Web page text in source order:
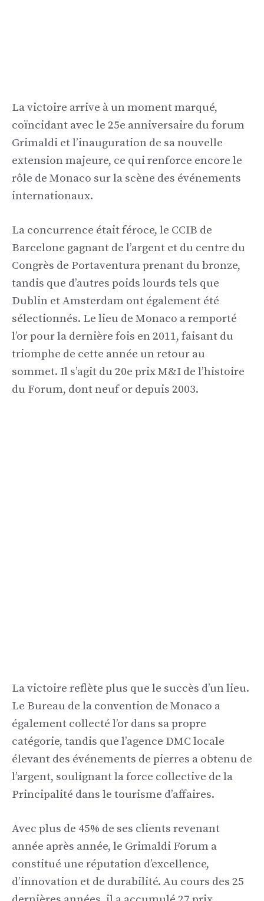
La victoire arrive à un moment marqué,
coïncidant avec le 25e anniversaire du forum
Grimaldi et l’inauguration de sa nouvelle
extension majeure, ce qui renforce encore le
rôle de Monaco sur la scène des événements
internationaux.
La concurrence était féroce, le CCIB de
Barcelone gagnant de l’argent et du centre du
Congrès de Portaventura prenant du bronze,
tandis que d’autres poids lourds tels que
Dublin et Amsterdam ont également été
sélectionnés. Le lieu de Monaco a remporté
l’or pour la dernière fois en 2011, faisant du
triomphe de cette année un retour au
sommet. Il s’agit du 20e prix M&I de l’histoire
du Forum, dont neuf or depuis 2003.
La victoire reflète plus que le succès d’un lieu.
Le Bureau de la convention de Monaco a
également collecté l’or dans sa propre
catégorie, tandis que l’agence DMC locale
élevant des événements de pierres a obtenu de
l’argent, soulignant la force collective de la
Principalité dans le tourisme d’affaires.
Avec plus de 45% de ses clients revenant
année après année, le Grimaldi Forum a
constitué une réputation d’excellence,
d’innovation et de durabilité. Au cours des 25